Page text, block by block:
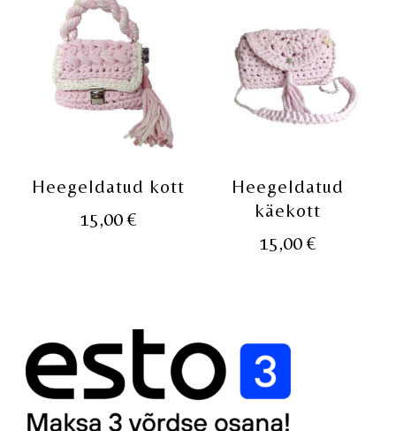
Heegeldatud kott
15,00€
Heegeldatud
käekott
15,00 €